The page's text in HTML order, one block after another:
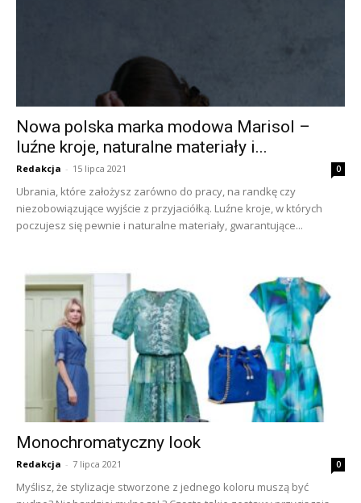
Nowa polska marka modowa Marisol –
luźne kroje, naturalne materiały i...
Redakcja - 15 lipca 2021 0
Ubrania, które założysz zarówno do pracy, na randkę czy
niezobowiązujące wyjście z przyjaciółką. Luźne kroje, w których
poczujesz się pewnie i naturalne materiały, gwarantujące...
Monochromatyczny look
Redakcja - 7 lipca 2021 0
Myślisz, że stylizacje stworzone z jednego koloru muszą być